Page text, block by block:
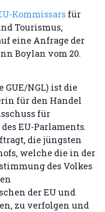
Kommissars für
Tourismus,
eine Anfrage der
Boylan vom 20.
NGL) ist die
für den Handel
für
EU-Parlaments.
die jüngsten
welche die in der
des Volkes
der EU und
zu verfolgen und